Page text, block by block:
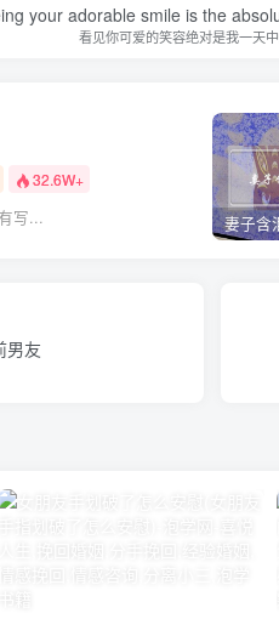
your adorable smile is the
看见你可爱的笑容绝对是我一天
32.6W+
写...
男友